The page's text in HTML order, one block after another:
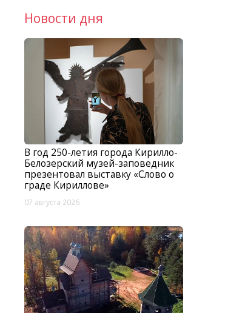
Новости дня
В год 250-летия города Кирилло-
Белозерский музей-заповедник
презентовал выставку «Слово о
граде Кириллове»
07 августа 2026